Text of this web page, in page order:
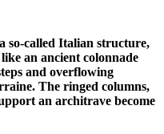
so-called Italian structure,
an ancient colonnade
and overflowing
The ringed columns,
an architrave become